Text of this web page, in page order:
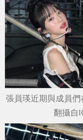
張員瑛近期與成員
翻攝自